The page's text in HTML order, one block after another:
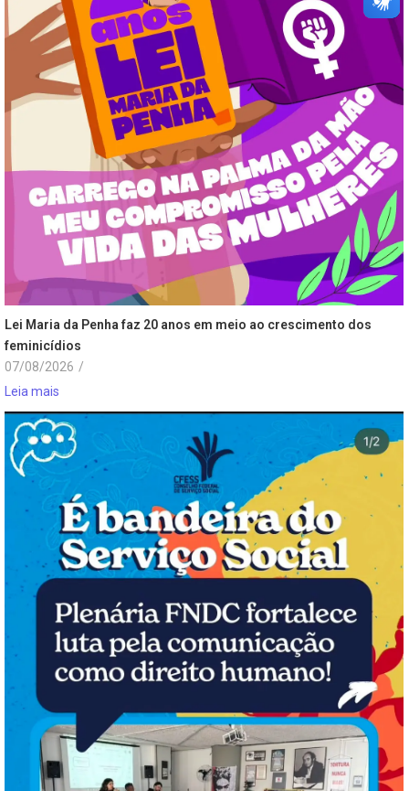
Lei Maria da Penha faz 20 anos em meio ao crescimento dos
feminicídios
07/08/2026 /
Leia mais